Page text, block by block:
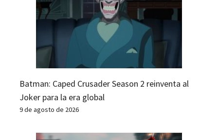
Batman: Caped Crusader Season 2 reinventa al
Joker para la era global
9 de agosto de 2026